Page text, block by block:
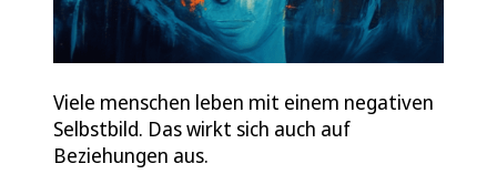
Viele menschen leben mit einem negativen
Selbstbild. Das wirkt sich auch auf
Beziehungen aus.